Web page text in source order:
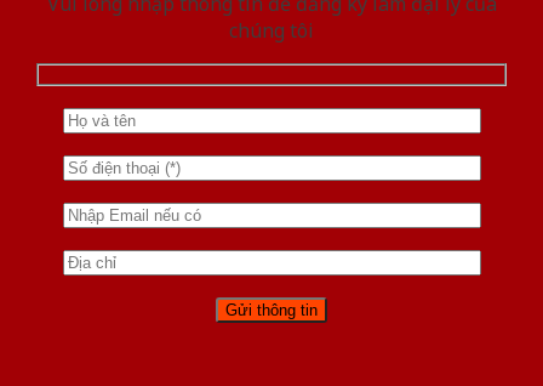
chúng tôi